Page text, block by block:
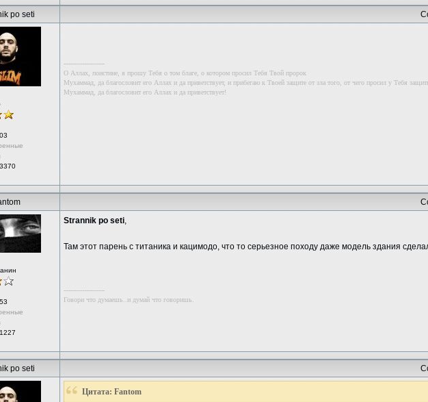
po seti
--------------------
О Аллах, поистине, я прошу Тебя о том благе, о котором просил Тебя Твой пророк
Мухаммад, да благословит его Аллах и да приветствует, и прибегаю к Твоей защите от зла того, от чего просил у Тебя
Мухаммад, да благословит его Аллах и да приветствует!
Strannik po seti,
Там этот парень с титаника и кацимодо, что то серьезное походу даже модель здания
--------------------
Говори что думаешь..и думай что говоришь.
po seti
Цитата: Fantom